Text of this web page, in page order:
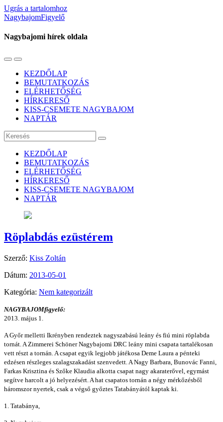
Ugrás a tartalomhoz
NagybajomFigyelő
Nagybajomi hírek oldala
Váltás
mobil
menüre
Használja
keresés
mezőt
KEZDŐLAP
BEMUTATKOZÁS
ELÉRHETŐSÉG
HÍRKERESŐ
KISS-CSEMETE NAGYBAJOM
NAPTÁR
Keresés
KEZDŐLAP
BEMUTATKOZÁS
ELÉRHETŐSÉG
HÍRKERESŐ
KISS-CSEMETE NAGYBAJOM
NAPTÁR
Röplabdás ezüstérem
Szerző: Kiss Zoltán
Dátum: 2013-05-01
Kategória: Nem kategorizált
NAGYBAJOMfigyelő:
2013. május 1.
A Győr melletti Ikrényben rendeztek nagyszabású leány és fiú mini röplabda
tornát. A Zimmerei Schöner Nagybajomi DRC leány mini csapata tartalékosan
vett részt a tornán. A csapat egyik legjobb játékosa Deme Laura a pénteki
edzésen részleges szalagszakadást szenvedett. A Nagy Barbara, Bunovác Fanni,
Farkas Krisztina és Szőke Klaudia alkotta csapat nagy akaraterővel, egymást
segítve harcolt a jó helyezésért. A hat csapatos tornán a négy mérkőzésből
háromszor nyertek, csak a végső győztes Tatabányától kaptak ki.
1. Tatabánya,